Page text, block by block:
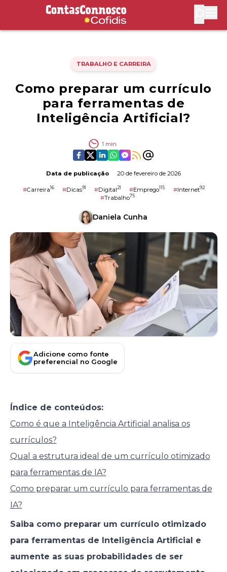
Contas Connosco by Cofidis
TRABALHO E CARREIRA
Como preparar um currículo
para ferramentas de
Inteligência Artificial?
1 min
Data de publicação 20 de fevereiro de 2026
#Carreira16 #Dicas91 #Digital21 #Emprego115 #Internet92
#Trabalho75
Daniela Cunha
Adicione como fonte
preferencial no Google
Índice de conteúdos:
Como é que a Inteligência Artificial analisa os
currículos?
Qual a estrutura ideal de um currículo otimizado
para ferramentas de IA?
Como preparar um currículo para ferramentas de
IA?
Saiba como preparar um currículo otimizado
para ferramentas de Inteligência Artificial e
aumente as suas probabilidades de ser